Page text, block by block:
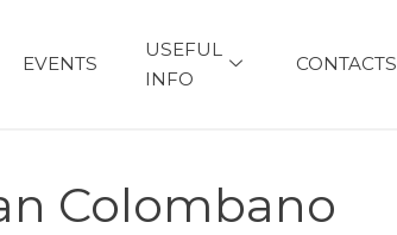
EVENTS
USEFUL
INFO
CONTACTS
Colombano